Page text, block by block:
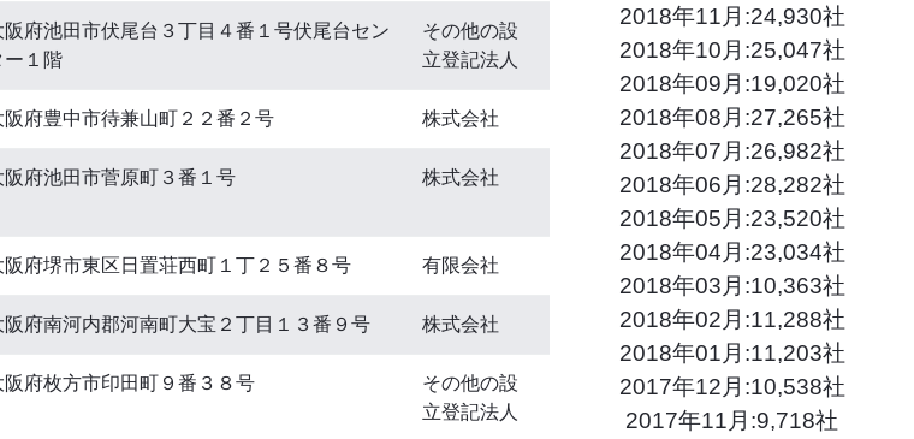
阪府池田市伏尾台３丁目４番１号伏尾台セン
ー１階
その他の設
立登記法人
阪府豊中市待兼山町２２番２号 株式会社
阪府池田市菅原町３番１号 株式会社
阪府堺市東区日置荘西町１丁２５番８号 有限会社
阪府南河内郡河南町大宝２丁目１３番９号 株式会社
阪府枚方市印田町９番３８号
その他の設
立登記法人
2018年11月:24,930社
2018年10月:25,047社
2018年09月:19,020社
2018年08月:27,265社
2018年07月:26,982社
2018年06月:28,282社
2018年05月:23,520社
2018年04月:23,034社
2018年03月:10,363社
2018年02月:11,288社
2018年01月:11,203社
2017年12月:10,538社
2017年11月:9,718社